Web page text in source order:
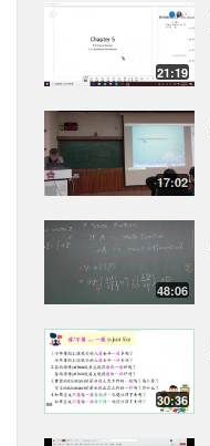
21:19
17:02
48:06
30:36